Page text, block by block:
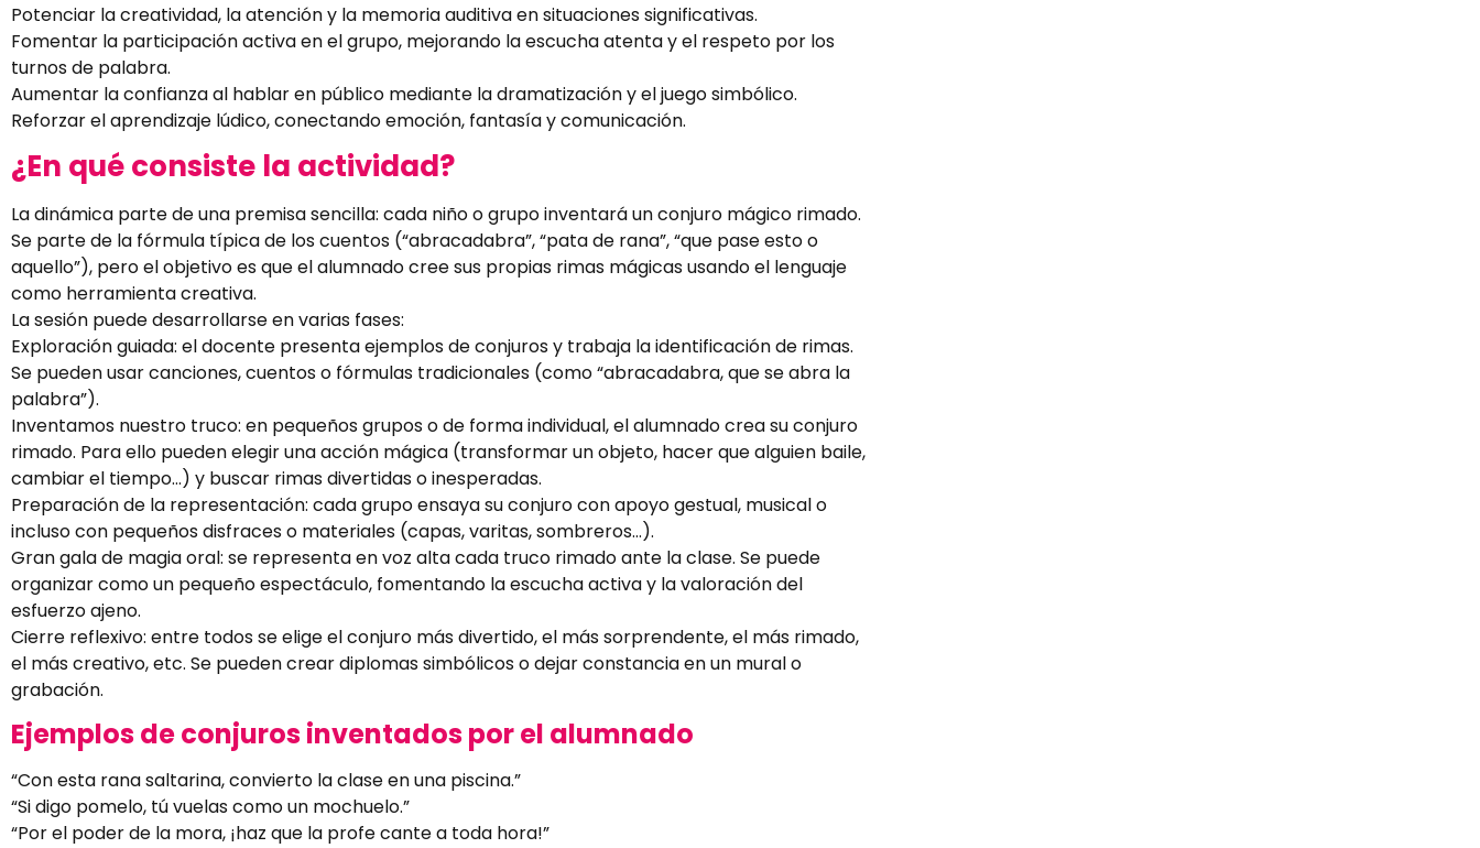
Potenciar la creatividad, la atención y la memoria auditiva en situaciones significativas.
Fomentar la participación activa en el grupo, mejorando la escucha atenta y el respeto por los
turnos de palabra.
Aumentar la confianza al hablar en público mediante la dramatización y el juego simbólico.
Reforzar el aprendizaje lúdico, conectando emoción, fantasía y comunicación.
¿En qué consiste la actividad?
La dinámica parte de una premisa sencilla: cada niño o grupo inventará un conjuro mágico rimado.
Se parte de la fórmula típica de los cuentos (“abracadabra”, “pata de rana”, “que pase esto o
aquello”), pero el objetivo es que el alumnado cree sus propias rimas mágicas usando el lenguaje
como herramienta creativa.
La sesión puede desarrollarse en varias fases:
Exploración guiada: el docente presenta ejemplos de conjuros y trabaja la identificación de rimas.
Se pueden usar canciones, cuentos o fórmulas tradicionales (como “abracadabra, que se abra la
palabra”).
Inventamos nuestro truco: en pequeños grupos o de forma individual, el alumnado crea su conjuro
rimado. Para ello pueden elegir una acción mágica (transformar un objeto, hacer que alguien baile,
cambiar el tiempo…) y buscar rimas divertidas o inesperadas.
Preparación de la representación: cada grupo ensaya su conjuro con apoyo gestual, musical o
incluso con pequeños disfraces o materiales (capas, varitas, sombreros…).
Gran gala de magia oral: se representa en voz alta cada truco rimado ante la clase. Se puede
organizar como un pequeño espectáculo, fomentando la escucha activa y la valoración del
esfuerzo ajeno.
Cierre reflexivo: entre todos se elige el conjuro más divertido, el más sorprendente, el más rimado,
el más creativo, etc. Se pueden crear diplomas simbólicos o dejar constancia en un mural o
grabación.
Ejemplos de conjuros inventados por el alumnado
“Con esta rana saltarina, convierto la clase en una piscina.”
“Si digo pomelo, tú vuelas como un mochuelo.”
“Por el poder de la mora, ¡haz que la profe cante a toda hora!”